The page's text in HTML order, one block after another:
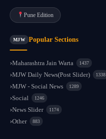
Pune Edition
MJW Popular Sections
Maharashtra Jain Warta 1437
MJW Daily News(Post Slider) 1338
MJW - Social News 1289
Social 1246
News Slider 1174
Other 883